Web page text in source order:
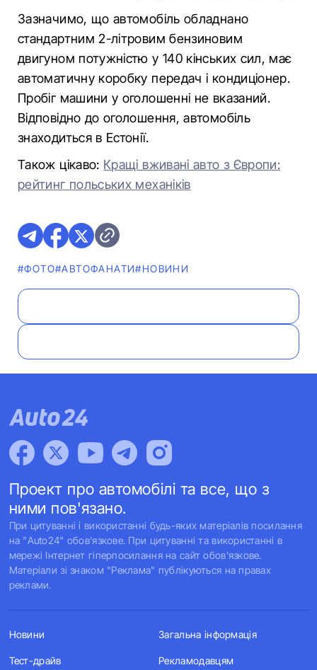
Зазначимо, що автомобіль обладнано
стандартним 2-літровим бензиновим
двигуном потужністю у 140 кінських сил, має
автоматичну коробку передач і кондиціонер.
Пробіг машини у оголошенні не вказаний.
Відповідно до оголошення, автомобіль
знаходиться в Естонії.
Також цікаво: Кращі вживані авто з Європи:
рейтинг польських механіків
#ФОТО#АВТОФАНАТИ#НОВИНИ
Проект про автомобілі та все, що з
ними пов'язано.
При цитуванні і використанні будь-яких матеріалів посилання
на "Auto24" обов'язкове. При цитуванні та використанні в
мережі Інтернет гіперпосилання на сайт обов'язкове.
Матеріали зі знаком "Реклама" публікуються на правах
реклами.
Новини
Тест-драйв
Загальна інформація
Рекламодавцям